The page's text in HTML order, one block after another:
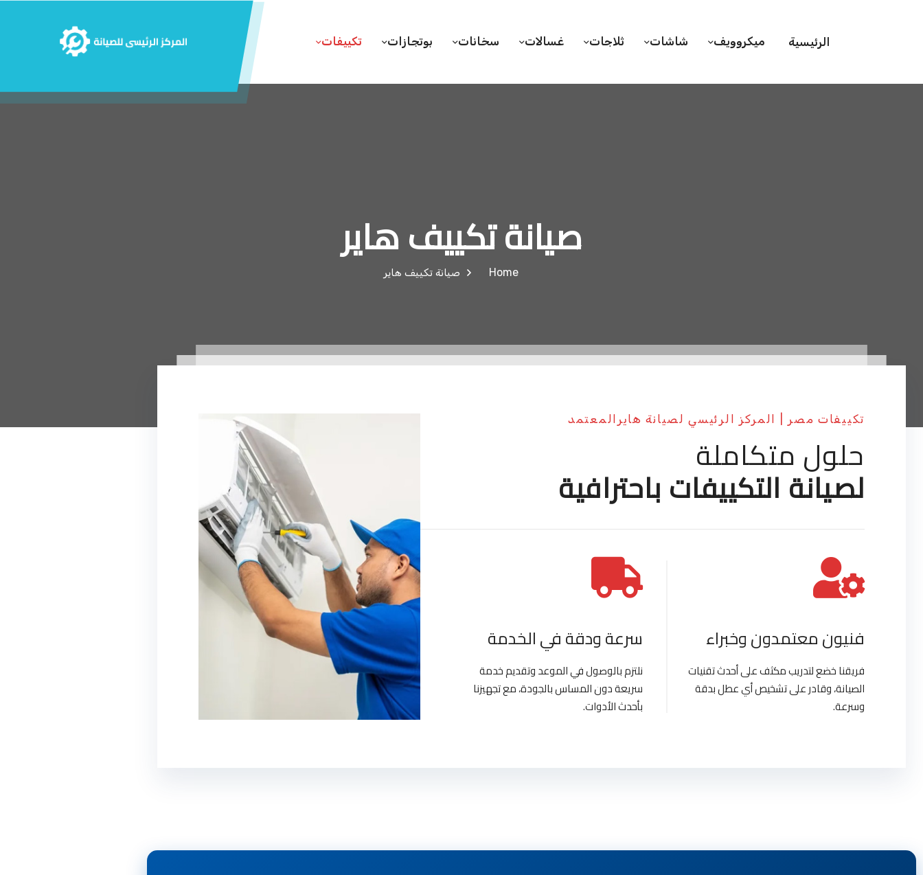
الرئيسية ميكروويف شاشات ثلاجات غسالات سخانات بوتجازات تكييفات
صيانة تكييف هاير
Home صيانة تكييف هاير
تكييفات مصر | المركز الرئيسي لصيانة هايرالمعتمد
حلول متكاملة
لصيانة التكييفات باحترافية
فنيون معتمدون وخبراء
فريقنا خضع لتدريب مكثف على أحدث تقنيات
الصيانة، وقادر على تشخيص أي عطل بدقة
وسرعة.
سرعة ودقة في الخدمة
نلتزم بالوصول في الموعد وتقديم خدمة
سريعة دون المساس بالجودة، مع تجهيزنا
بأحدث الأدوات.